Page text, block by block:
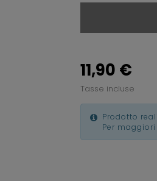
11,90 €
Tasse incluse
Prodotto
Per